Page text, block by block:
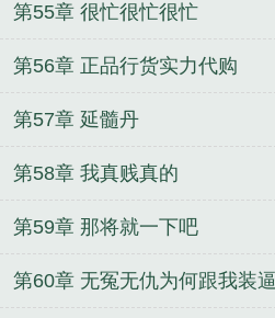
第55章 很忙很忙很忙
第56章 正品行货实力代购
第57章 延髓丹
第58章 我真贱真的
第59章 那将就一下吧
第60章 无冤无仇为何跟我装逼